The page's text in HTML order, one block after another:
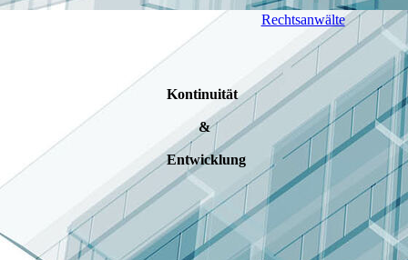
Rechtsanwälte
Kontinuität
&
Entwicklung